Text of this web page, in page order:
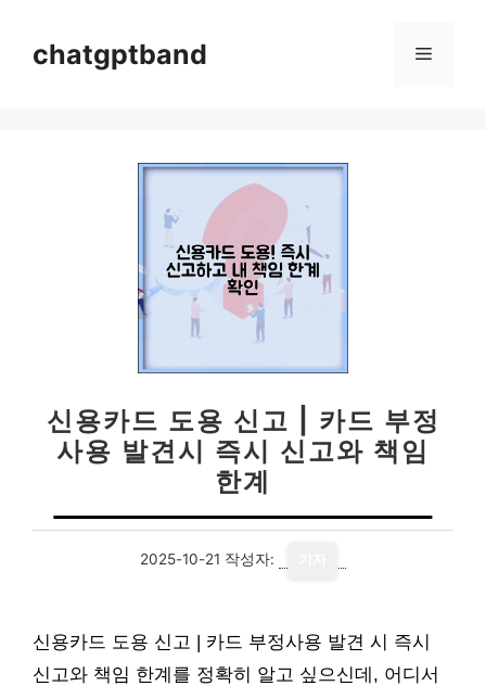
chatgptband 메
신용카드 도용 신고 | 카드 부정
사용 발견시 즉시 신고와 책임
한계
2025-10-21 작성자:
신용카드 도용 신고 | 카드 부정사용 발견 시 즉시
신고와 책임 한계를 정확히 알고 싶으신데, 어디서